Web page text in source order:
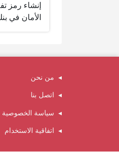
إنشاء رمز
الأمان في
من نحن
اتصل بنا
سياسة الخصوصية
اتفاقية الاستخدام